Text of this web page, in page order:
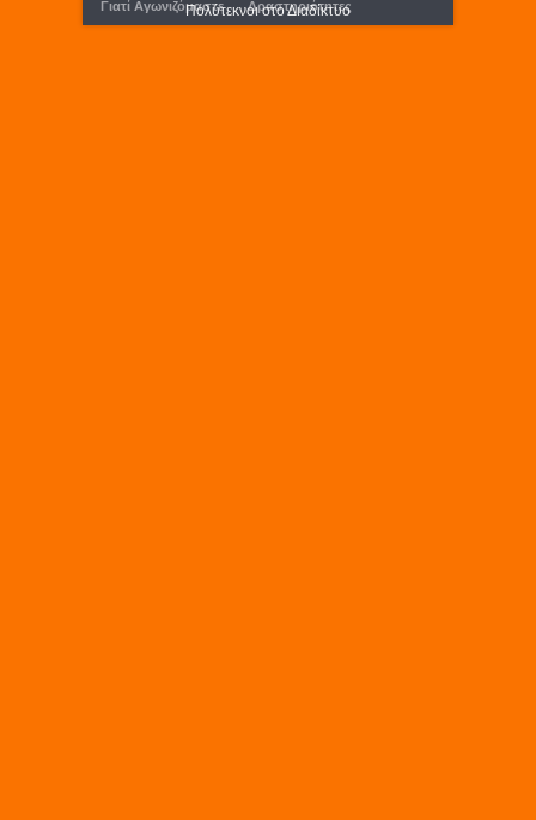
Γιατί Αγωνιζόμαστε Δραστηριότητες
Πολύτεκνοι στο Διαδίκτυο